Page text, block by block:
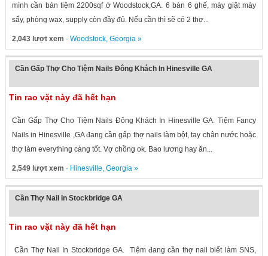
mình cần bán tiệm 2200sqf ở Woodstock,GA. 6 bàn 6 ghế, máy giặt máy
sấy, phòng wax, supply còn đầy đủ. Nếu cần thì sẽ có 2 thợ...
2,043 lượt xem · Woodstock, Georgia»
Cần Gấp Thợ Cho Tiệm Nails Đông Khách In Hinesville GA
Tin rao vặt này đã hết hạn
Cần Gấp Thợ Cho Tiệm Nails Đông Khách In Hinesville GA. Tiệm Fancy
Nails in Hinesville ,GA đang cần gấp thợ nails làm bột, tay chân nước hoặc
thợ làm everything càng tốt. Vợ chồng ok. Bao lương hay ăn...
2,549 lượt xem · Hinesville, Georgia»
Cần Thợ Nail In Stockbridge GA
Tin rao vặt này đã hết hạn
Cần Thợ Nail In Stockbridge GA. Tiệm đang cần thợ nail biết làm SNS,